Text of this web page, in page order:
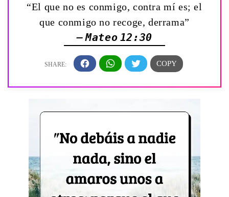
“El que no es conmigo, contra mí es; el
que conmigo no recoge, derrama”
— Mateo 12:30